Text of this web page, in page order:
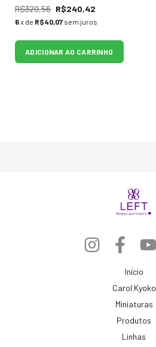
R$320,56 R$240,42
6x de R$40,07 sem juros
ADICIONAR AO CARRINHO
Início
Carol Kyoko
Miniaturas
Produtos
Linhas